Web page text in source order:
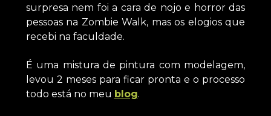
surpresa nem foi a cara de nojo e horror das
pessoas na Zombie Walk, mas os elogios que
recebi na faculdade.
É uma mistura de pintura com modelagem,
levou 2 meses para ficar pronta e o processo
todo está no meu blog.